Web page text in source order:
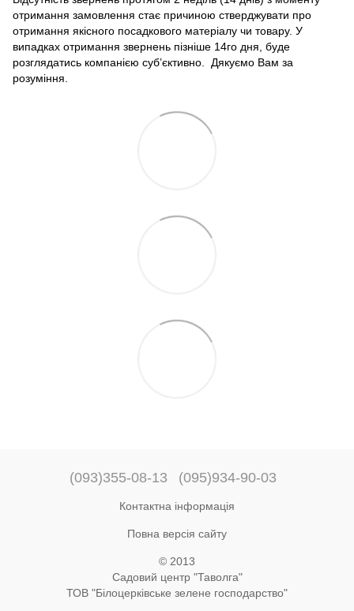
отримання замовлення стає причиною стверджувати про
отримання якісного посадкового матеріалу чи товару. У
випадках отримання звернень пізніше 14го дня, буде
розглядатись компанією суб’єктивно. Дякуємо Вам за
розуміння.
(093)355-08-13 (095)934-90-03
Контактна інформація
Повна версія сайту
© 2013
Садовий центр "Таволга"
ТОВ "Білоцерківське зелене господарство"